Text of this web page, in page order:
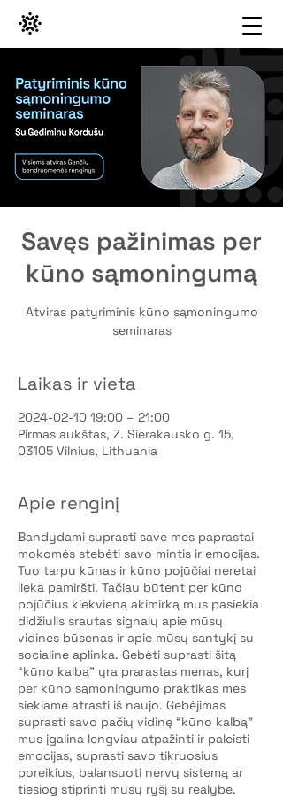
Savęs pažinimas per
kūno sąmoningumą
Atviras patyriminis kūno sąmoningumo
seminaras
Laikas ir vieta
2024-02-10 19:00 – 21:00
Pirmas aukštas, Z. Sierakausko g. 15,
03105 Vilnius, Lithuania
Apie renginį
Bandydami suprasti save mes paprastai
mokomės stebėti savo mintis ir emocijas.
Tuo tarpu kūnas ir kūno pojūčiai neretai
lieka pamiršti. Tačiau būtent per kūno
pojūčius kiekvieną akimirką mus pasiekia
didžiulis srautas signalų apie mūsų
vidines būsenas ir apie mūsų santykį su
socialine aplinka. Gebėti suprasti šitą
“kūno kalbą” yra prarastas menas, kurį
per kūno sąmoningumo praktikas mes
siekiame atrasti iš naujo. Gebėjimas
suprasti savo pačių vidinę “kūno kalbą”
mus įgalina lengviau atpažinti ir paleisti
emocijas, suprasti savo tikruosius
poreikius, balansuoti nervų sistemą ar
tiesiog stiprinti mūsų ryšį su realybe.